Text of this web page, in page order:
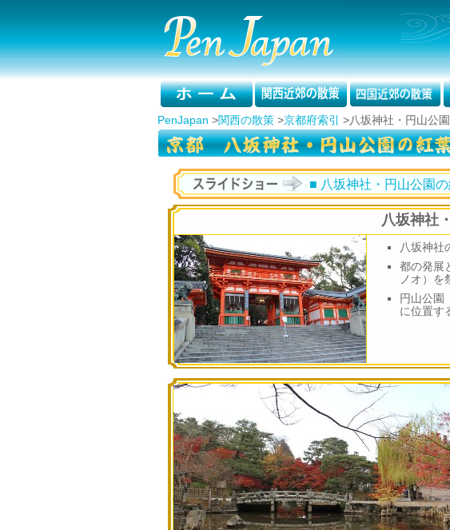
PenJapan >関西の散策 >京都府索引 >八坂神社・円山公園
■ 八坂神社・円山公園
八坂神社
八坂神社
都の発展
ノオ）を
円山公園
に位置す